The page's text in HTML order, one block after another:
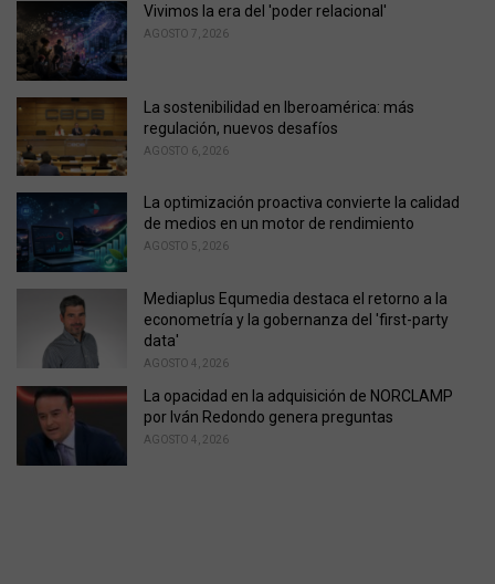
r
e
Vivimos la era del 'poder relacional'
AGOSTO 7, 2026
La sostenibilidad en Iberoamérica: más
regulación, nuevos desafíos
AGOSTO 6, 2026
La optimización proactiva convierte la calidad
de medios en un motor de rendimiento
AGOSTO 5, 2026
Mediaplus Equmedia destaca el retorno a la
econometría y la gobernanza del 'first-party
data'
AGOSTO 4, 2026
La opacidad en la adquisición de NORCLAMP
por Iván Redondo genera preguntas
AGOSTO 4, 2026